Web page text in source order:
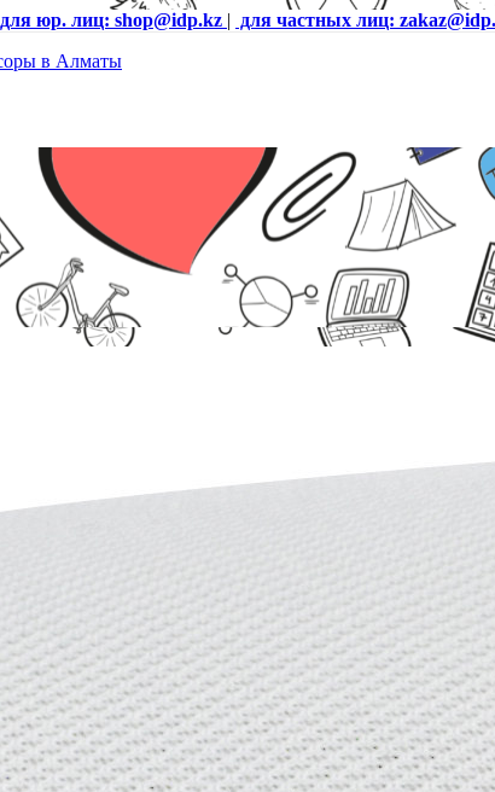
для юр. лиц: shop@idp.kz | для частных лиц: